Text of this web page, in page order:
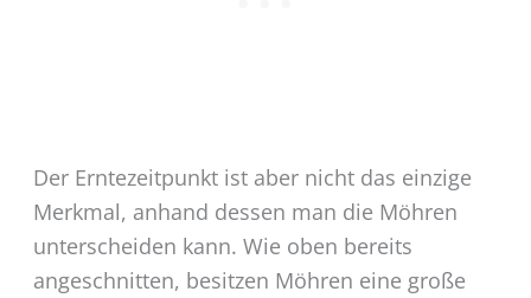
Der Erntezeitpunkt ist aber nicht das einzige
Merkmal, anhand dessen man die Möhren
unterscheiden kann. Wie oben bereits
angeschnitten, besitzen Möhren eine große